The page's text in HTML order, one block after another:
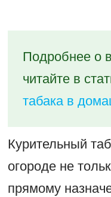
Подробнее о
читайте в
табака в
Курительный
огороде не
прямому